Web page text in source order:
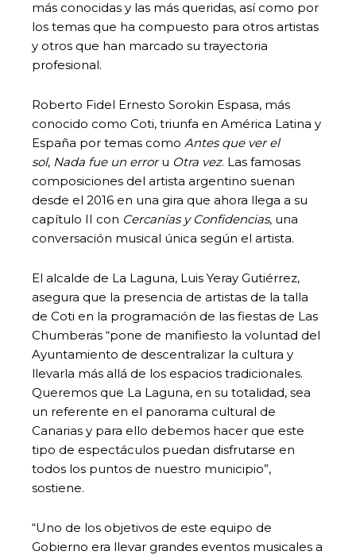
más conocidas y las más queridas, así como por
los temas que ha compuesto para otros artistas
y otros que han marcado su trayectoria
profesional.
Roberto Fidel Ernesto Sorokin Espasa, más
conocido como Coti, triunfa en América Latina y
España por temas como Antes que ver el
sol, Nada fue un erroru Otra vez. Las famosas
composiciones del artista argentino suenan
desde el 2016 en una gira que ahora llega a su
capítulo II con Cercanías y Confidencias, una
conversación musical única según el artista.
El alcalde de La Laguna, Luis Yeray Gutiérrez,
asegura que la presencia de artistas de la talla
de Coti en la programación de las fiestas de Las
Chumberas “pone de manifiesto la voluntad del
Ayuntamiento de descentralizar la cultura y
llevarla más allá de los espacios tradicionales.
Queremos que La Laguna, en su totalidad, sea
un referente en el panorama cultural de
Canarias y para ello debemos hacer que este
tipo de espectáculos puedan disfrutarse en
todos los puntos de nuestro municipio”,
sostiene.
“Uno de los objetivos de este equipo de
Gobierno era llevar grandes eventos musicales a